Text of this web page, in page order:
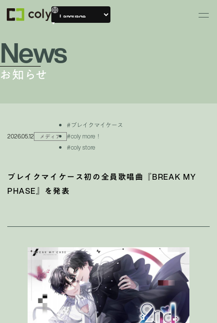
News
お知らせ
2026.05.12 メディア
#ブレイクマイケース
#coly more！
#coly store
ブレイクマイケース初の全員歌唱曲『BREAK MY
PHASE』を発表